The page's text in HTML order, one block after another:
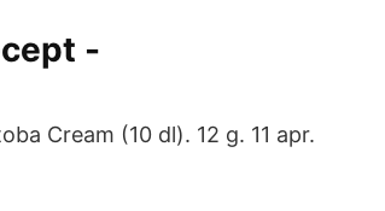
-
Cream (10 dl). 12 g. 11 apr.